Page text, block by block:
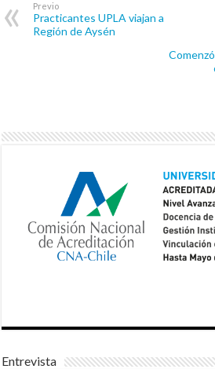
Previo
Practicantes UPLA viajan a
Región de Aysén
Entrevista